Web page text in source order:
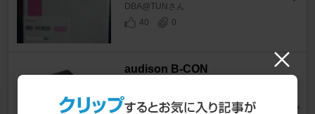
DBA@TUNさん
40
0
audison B-CON
DBSゴジャオver.2さん